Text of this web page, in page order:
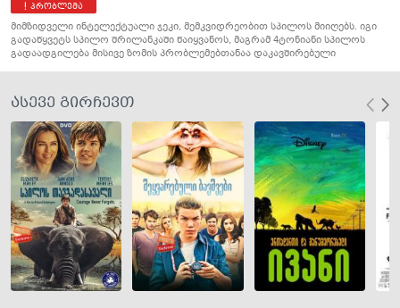
პრობლემა
მიმზიდველი ინტელექტუალი ჯეკი, მემკვიდრეობით სპილოს მიიღებს. იგი
გადაწყვეტს სპილო შრილანკაში წაიყვანოს, მაგრამ 4ტონიანი სპილოს
გადაადგილება მისივე ზომის პრობლემებთანაა დაკავშირებული
ასევე გირჩევთ